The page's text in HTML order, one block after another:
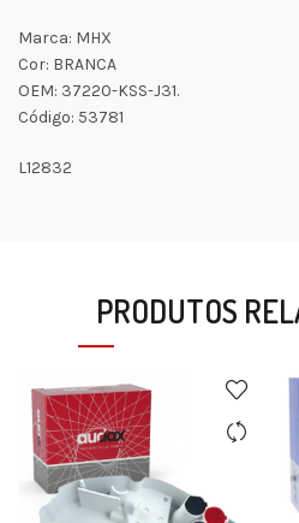
Marca: MHX
Cor: BRANCA
OEM: 37220-KSS-J31.
Código: 53781
L12832
PRODUTOS